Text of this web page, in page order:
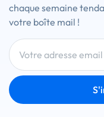
chaque semaine
votre boîte mail !